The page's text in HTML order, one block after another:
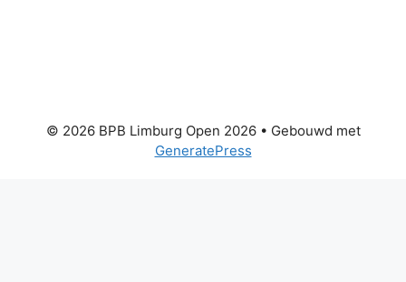
© 2026 BPB Limburg Open 2026• Gebouwd met
GeneratePress